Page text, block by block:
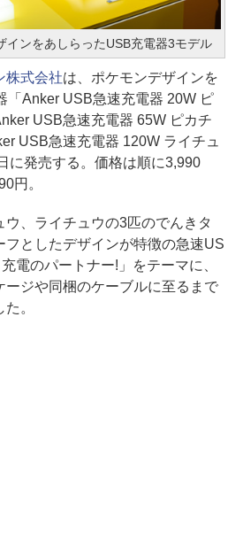
インをあしらったUSB充電器3モデル
株式会社は、ポケモンデザインを
「Anker USB急速充電器 20W ピ
USB急速充電器 65W ピカチ
USB急速充電器 120W ライチュ
に発売する。価格は順に3,990
円。
、ライチュウの3匹のでんきタ
フとしたデザインが特徴の急速US
電のパートナー!」をテーマに、
ージや同梱のケーブルに至るまで
。